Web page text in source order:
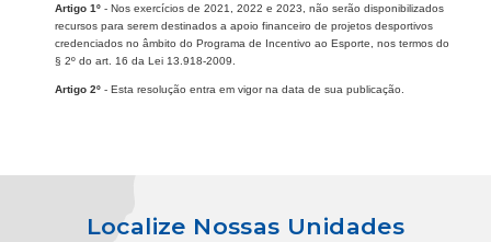
Artigo 1º - Nos exercícios de 2021, 2022 e 2023, não serão disponibilizados
recursos para serem destinados a apoio financeiro de projetos desportivos
credenciados no âmbito do Programa de Incentivo ao Esporte, nos termos do
§ 2º do art. 16 da Lei 13.918-2009.
Artigo 2º - Esta resolução entra em vigor na data de sua publicação.
Localize Nossas Unidades